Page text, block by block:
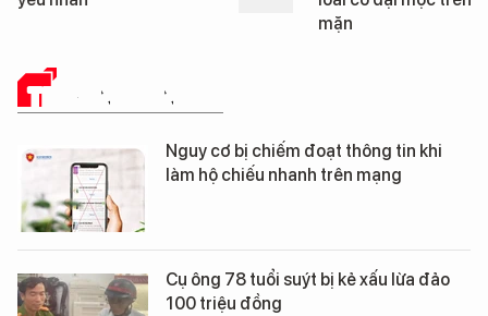
mặn
TRUYỀN THÔNG SỐ
Nguy cơ bị chiếm đoạt thông tin khi
làm hộ chiếu nhanh trên mạng
Cụ ông 78 tuổi suýt bị kẻ xấu lừa đảo
100 triệu đồng